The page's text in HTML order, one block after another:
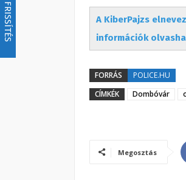
FRISSÍTÉS
A KiberPajzs
információk
FORRÁS
POLICE.HU
CÍMKÉK
Dombóvár
Megosztás